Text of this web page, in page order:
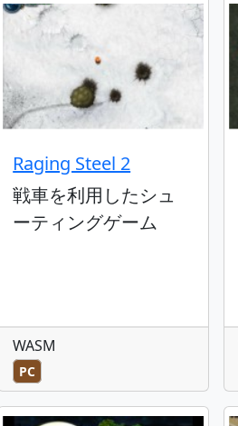
Raging Steel 2
戦車を利用したシュ
ーティングゲーム
WASM
PC